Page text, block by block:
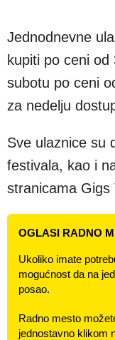
Jednodnevne
kupiti po ceni od
subotu po ceni
za nedelju
Sve ulaznice su
festivala, kao i
stranicama Gigs
OGLASI RADNO
Ukoliko imate
mogućnost da na
posao.
Radno mesto
jednostavno klikom